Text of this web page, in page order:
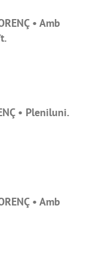
• Amb
• Pleniluni.
• Amb